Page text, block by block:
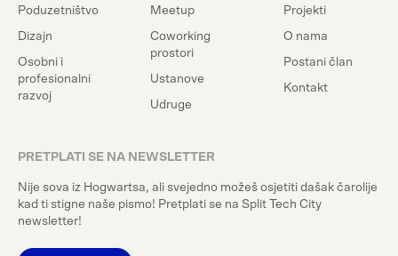
Poduzetništvo
Dizajn
Osobni i
profesionalni
razvoj
Meetup
Coworking
prostori
Ustanove
Udruge
Projekti
O nama
Postani član
Kontakt
PRETPLATI SE NA NEWSLETTER
Nije sova iz Hogwartsa, ali svejedno možeš osjetiti dašak čarolije
kad ti stigne naše pismo! Pretplati se na Split Tech City
newsletter!